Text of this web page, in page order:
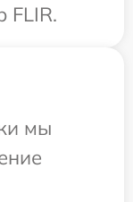
FLIR.
мы